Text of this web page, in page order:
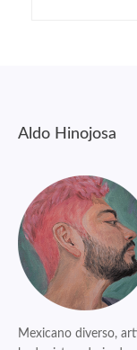
Aldo Hinojosa
Mexicano diverso,